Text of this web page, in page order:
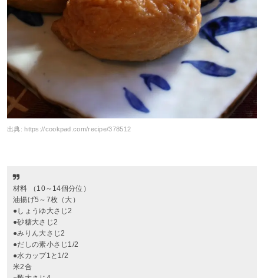
出典: https://cookpad.com/recipe/378512
材料 （10～14個分位）
油揚げ5～7枚（大）
●しょうゆ大さじ2
●砂糖大さじ2
●みりん大さじ2
●だしの素小さじ1/2
●水カップ1と1/2
米2合